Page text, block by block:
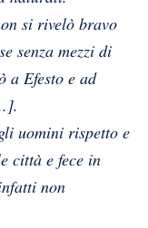
si rivelò bravo
senza mezzi di
a Efesto e ad
.].
uomini rispetto e
città e fece in
non